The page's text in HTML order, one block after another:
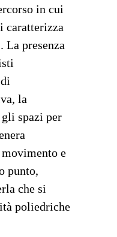
in cui
caratterizza
presenza
la
spazi per
e
punto,
che si
poliedriche